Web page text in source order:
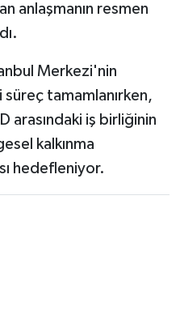
anlaşmanın resmen
Merkezi'nin
tamamlanırken,
arasındaki iş birliğinin
kalkınma
hedefleniyor.